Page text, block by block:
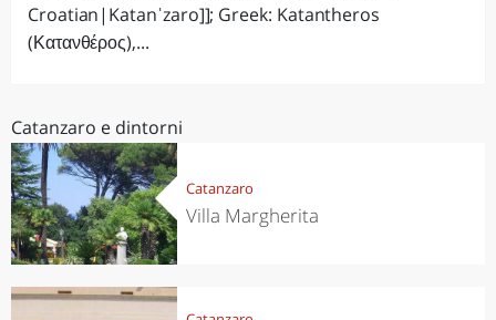
Croatian|Katanˈzaro]]; Greek: Katantheros
(Κατανθέρος),...
Catanzaro e dintorni
Catanzaro
Villa Margherita